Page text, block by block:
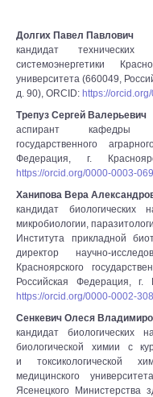
Долгих Павел Павлович
кандидат
системоэнергетики
университета (660049,
д. 90), ORCID: https://
Трепуз Сергей Валерьевич
аспирант кафедры
государственного
Федерация, г.
https://orcid.org/0000-0003-
Ханипова Вера
кандидат биологических
микробиологии,
Института прикладной
директор научно-
Красноярского
Российская Федерация,
https://orcid.org/0000-0002-
Сенкевич Олеся
кандидат биологических
биологической химии с
и токсикологической
медицинского
Ясенецкого Министерства